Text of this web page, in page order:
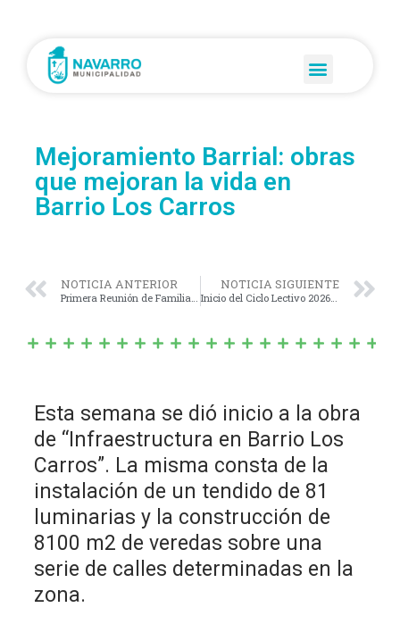
Mejoramiento Barrial: obras
que mejoran la vida en
Barrio Los Carros
NOTICIA ANTERIOR
Primera Reunión de Familias en el Jardín Maternal
NOTICIA SIGUIENTE
Inicio del Ciclo Lectivo 2026 en el CDI “Pequeñas Sonrisas”
Esta semana se dió inicio a la obra
de “Infraestructura en Barrio Los
Carros”. La misma consta de la
instalación de un tendido de 81
luminarias y la construcción de
8100 m2 de veredas sobre una
serie de calles determinadas en la
zona.